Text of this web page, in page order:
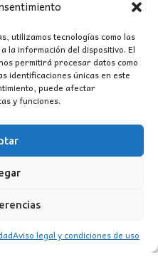
utilizamos tecnologías como las
la información del dispositivo. El
permitirá procesar datos como
identificaciones únicas en este
puede afectar
y funciones.
Aviso legal y condiciones de uso
actual
es:
89,00€.